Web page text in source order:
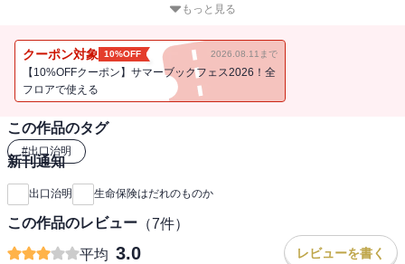
い保険料として消費者が払っている。業界の風雲児といわれる著者
もっと見る
クーポン対象 10%OFF 2026.08.11まで
【10%OFFクーポン】サマーブックフェス2026！全
フロアで使える
この作品のタグ
#出口治明
新刊通知
出口治明 生命保険はだれのものか
この作品のレビュー （7件）
平均 3.0 レビューを書く